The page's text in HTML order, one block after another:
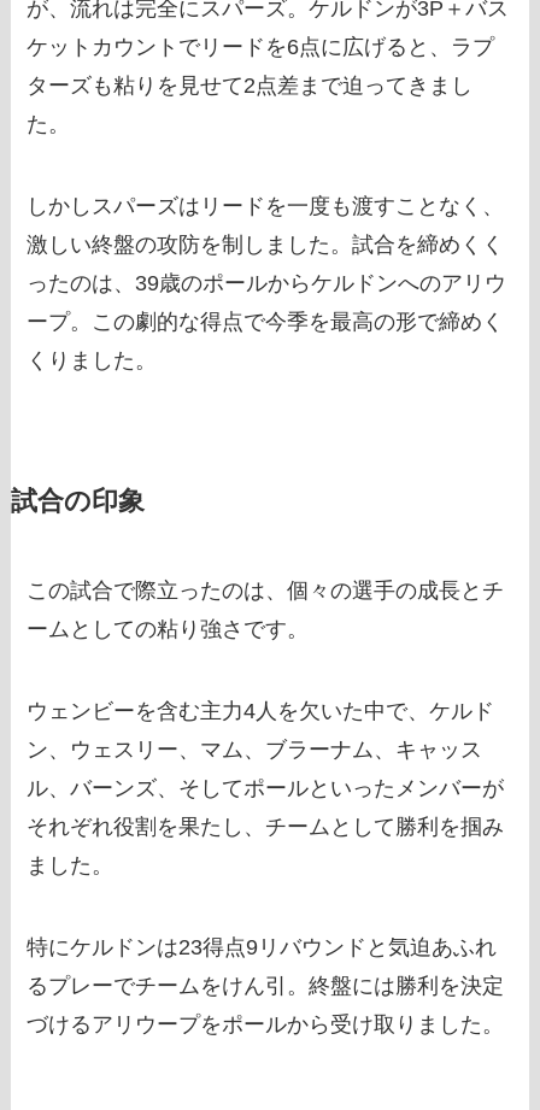
が、流れは完全にスパーズ。ケルドンが3P＋バス
ケットカウントでリードを6点に広げると、ラプ
ターズも粘りを見せて2点差まで迫ってきまし
た。
しかしスパーズはリードを一度も渡すことなく、
激しい終盤の攻防を制しました。試合を締めくく
ったのは、39歳のポールからケルドンへのアリウ
ープ。この劇的な得点で今季を最高の形で締めく
くりました。
試合の印象
この試合で際立ったのは、個々の選手の成長とチ
ームとしての粘り強さです。
ウェンビーを含む主力4人を欠いた中で、ケルド
ン、ウェスリー、マム、ブラーナム、キャッス
ル、バーンズ、そしてポールといったメンバーが
それぞれ役割を果たし、チームとして勝利を掴み
ました。
特にケルドンは23得点9リバウンドと気迫あふれ
るプレーでチームをけん引。終盤には勝利を決定
づけるアリウープをポールから受け取りました。